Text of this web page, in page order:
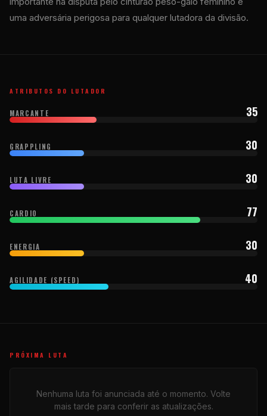
uma adversária perigosa para qualquer lutadora da divisão.
ATRIBUTOS DO LUTADOR
MARCANTE 35
GRAPPLING 30
LUTA LIVRE 30
CARDIO 77
ENERGIA 30
AGILIDADE (SPEED) 40
PRÓXIMA LUTA
Nenhuma luta foi anunciada até o momento. Volte
mais tarde para conferir as atualizações.